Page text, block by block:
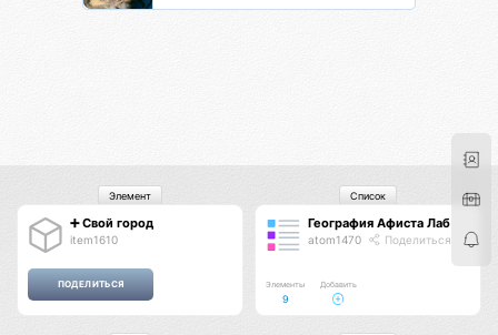
➕ Свой город
item1610
Элемент
География Афиста Лаб
atom1470 Поделиться
Элементы
9
Добавить
Список